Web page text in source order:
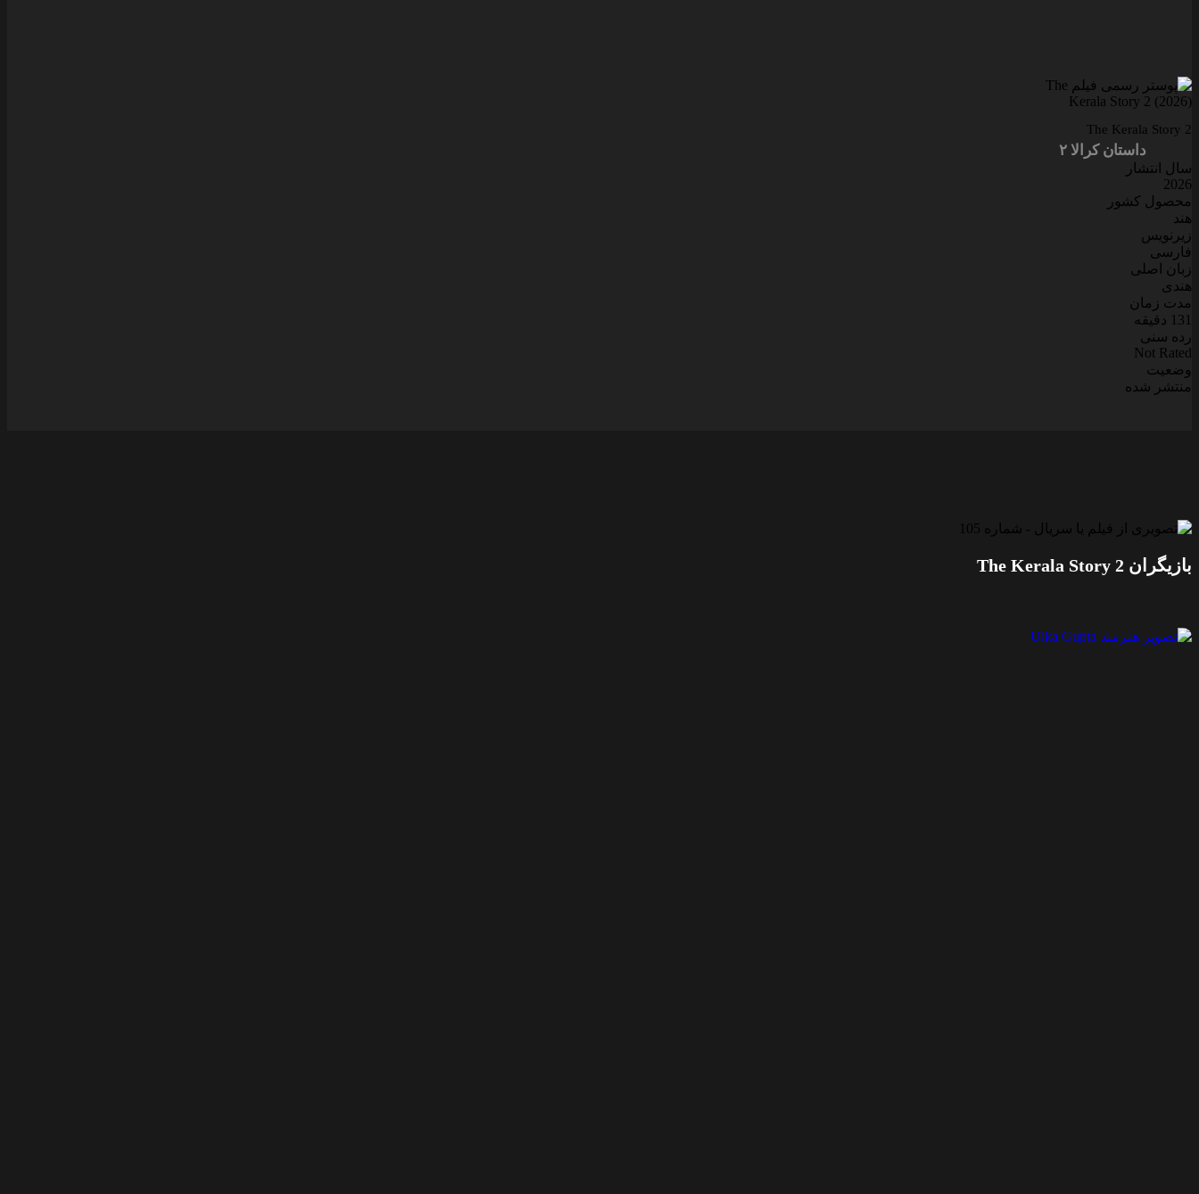
The Kerala Story 2
داستان کرالا ۲
سال انتشار
2026
محصول کشور
هند
زیرنویس
فارسی
زبان اصلی
هندی
مدت زمان
131 دقیقه
رده سنی
Not Rated
وضعیت
منتشر شده
بازیگران The Kerala Story 2